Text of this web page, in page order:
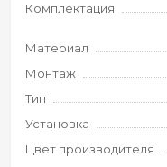
Комплектация
Материал
Монтаж
Тип
Установка
Цвет производителя